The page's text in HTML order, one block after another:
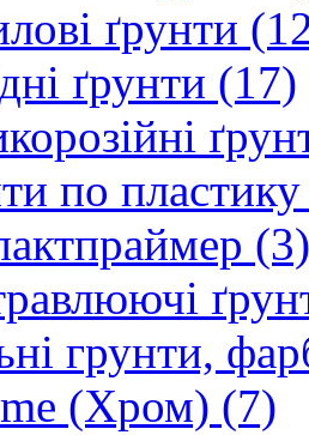
ґрунти
ґрунти (17)
по
(3)
грунти,
(Хром) (7)